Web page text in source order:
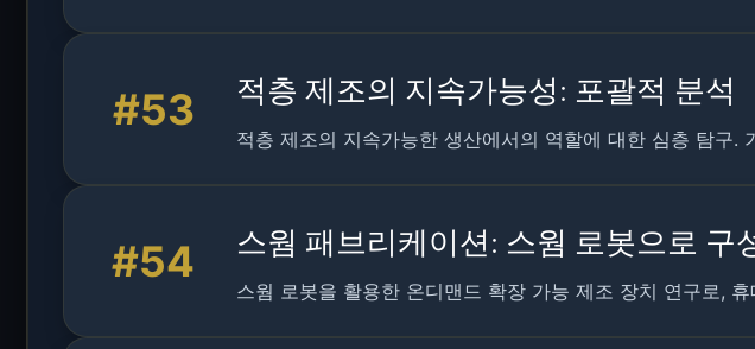
#53 적층 제조의 지속가능성: 포괄적 분석
적층 제조의 지속가능한 생산에서의 역할에 대한 심층 탐구.
#54 스웜 패브리케이션: 스웜 로봇으로 구
스웜 로봇을 활용한 온디맨드 확장 가능 제조 장치 연구로,